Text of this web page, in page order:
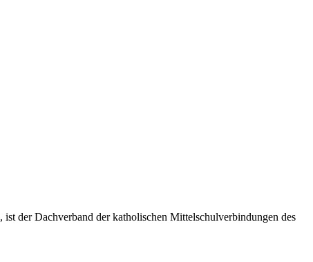
der Dachverband der katholischen Mittelschulverbindungen des